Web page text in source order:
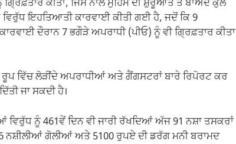
ਕੀਤਾ, ਜਿਸ ਨਾਲ ਮੁਹਿੰਮ ਦੀ ਸ਼ੁਰੂਆਤ ਤੋਂ ਬਾਅਦ ਕੁੱਲ
ਇਹਤਿਆਤੀ ਕਾਰਵਾਈ ਕੀਤੀ ਗਈ ਹੈ, ਜਦੋਂ ਕਿ 9
ਦੌਰਾਨ 7 ਭਗੌੜੇ ਅਪਰਾਧੀ (ਪੀਓ) ਨੂੰ ਵੀ ਗ੍ਰਿਫ਼ਤਾਰ ਕੀਤਾ
ਵਿੱਚ ਲੋੜੀਂਦੇ ਅਪਰਾਧੀਆਂ ਅਤੇ ਗੈਂਗਸਟਰਾਂ ਬਾਰੇ ਰਿਪੋਰਟ ਕਰ
ਜਾ ਸਕਦੀ ਹੈ।
ਨੂੰ 461ਵੇਂ ਦਿਨ ਵੀ ਜਾਰੀ ਰੱਖਦਿਆਂ ਅੱਜ 91 ਨਸ਼ਾ ਤਸਕਰਾਂ
ਨਸ਼ੀਲੀਆਂ ਗੋਲੀਆਂ ਅਤੇ 5100 ਰੁਪਏ ਦੀ ਡਰੱਗ ਮਨੀ ਬਰਾਮਦ